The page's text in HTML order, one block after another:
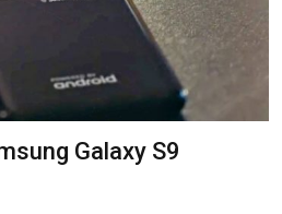
Galaxy S9